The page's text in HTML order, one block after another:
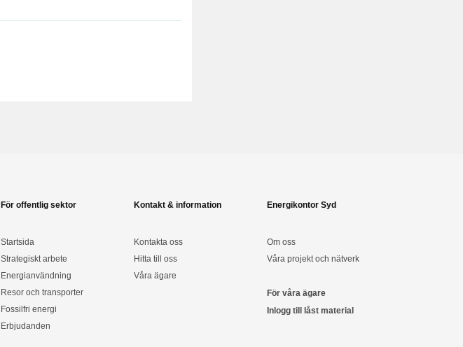
För offentlig sektor
Startsida
Strategiskt arbete
Energianvändning
Resor och transporter
Fossilfri energi
Erbjudanden
Kontakt & information
Kontakta oss
Hitta till oss
Våra ägare
Energikontor Syd
Om oss
Våra projekt och nätverk
För våra ägare
Inlogg till låst material